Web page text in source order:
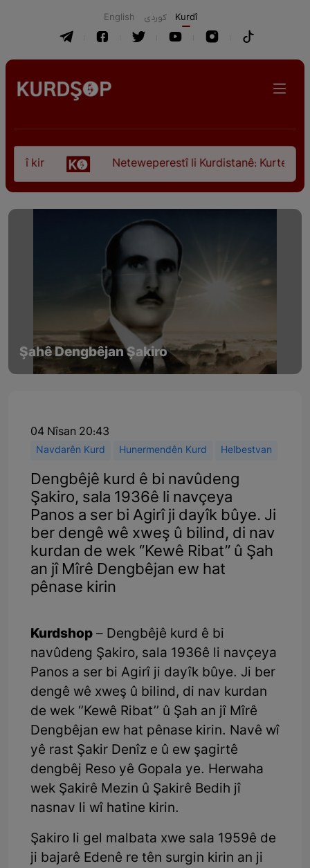
English كوردی Kurdî
Neteweperestî li Kurdistanê: Kurteya
Şahê Dengbêjan Şakiro
04 Nîsan 20:43
Navdarên Kurd Hunermendên Kurd Helbestvan
Dengbêjê kurd ê bi navûdeng
Şakiro, sala 1936ê li navçeya
Panos a ser bi Agirî ji dayîk bûye. Ji
ber dengê wê xweş û bilind, di nav
kurdan de wek ‘’Kewê Ribat’’ û Şah
an jî Mîrê Dengbêjan ew hat
pênase kirin
Kurdshop – Dengbêjê kurd ê bi
navûdeng Şakiro, sala 1936ê li navçeya
Panos a ser bi Agirî ji dayîk bûye. Ji ber
dengê wê xweş û bilind, di nav kurdan
de wek ‘’Kewê Ribat’’ û Şah an jî Mîrê
Dengbêjan ew hat pênase kirin. Navê wî
yê rast Şakir Denîz e û ew şagirtê
dengbêj Reso yê Gopala ye. Herwaha
wek Şakirê Mezin û Şakirê Bedih jî
nasnav li wî hatine kirin.
Şakiro li gel malbata xwe sala 1959ê de
ji bajarê Edenê re tên surgin kirin an ji